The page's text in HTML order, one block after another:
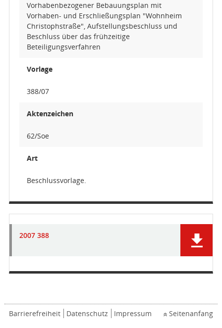
Vorhabenbezogener Bebauungsplan mit
Vorhaben- und Erschließungsplan "Wohnheim
Christophstraße", Aufstellungsbeschluss und
Beschluss über das frühzeitige
Beteiligungsverfahren
Vorlage
388/07
Aktenzeichen
62/Soe
Art
Beschlussvorlage.
2007 388
Barrierefreiheit Datenschutz Impressum Seitenanfang